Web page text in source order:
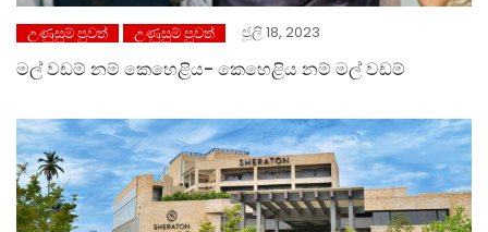
උණුසුම් පුවත් උණුසුම් පුවත් ජූලි 18, 2023
මල් වඩම් නම් කෙහෙළිය- කෙහෙළිය නම් මල් වඩම්